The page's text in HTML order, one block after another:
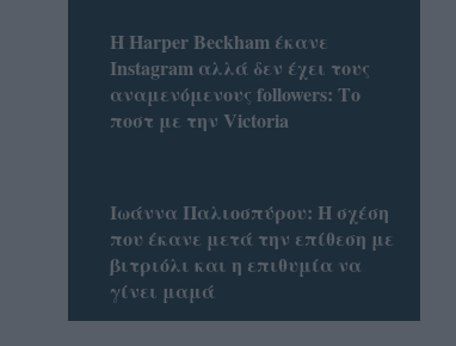
Η Harper Beckham έκανε
Instagram αλλά δεν έχει τους
αναμενόμενους followers: Το
ποστ με την Victoria
Ιωάννα Παλιοσπύρου: Η σχέση
που έκανε μετά την επίθεση με
βιτριόλι και η επιθυμία να
γίνει μαμά